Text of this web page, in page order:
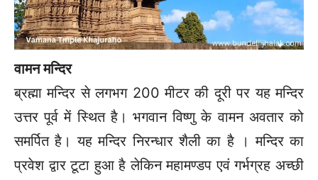
वामन मन्दिर
ब्रह्मा मन्दिर से लगभग 200 मीटर की दूरी पर यह मन्दिर
उत्तर पूर्व में स्थित है। भगवान विष्णु के वामन अवतार को
समर्पित है। यह मन्दिर निरन्धार शैली का है । मन्दिर का
प्रवेश द्वार टूटा हुआ है लेकिन महामण्डप एवं गर्भग्रह अच्छी